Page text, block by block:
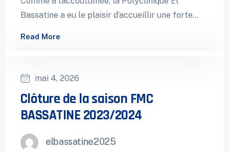
Bassatine a eu le plaisir d’accueillir une forte
Read More
mai 4, 2026
Clôture de la saison FMC
BASSATINE 2023/2024
elbassatine2025